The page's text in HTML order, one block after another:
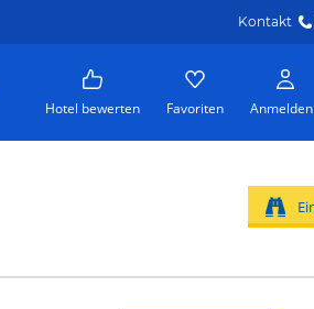
Kontakt
Hotel bewerten Favoriten Anmelden